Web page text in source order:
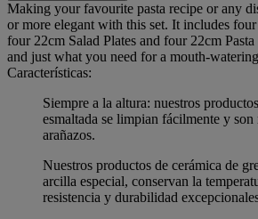
Making your favourite pasta recipe or any
or more elegant with this set. It includes
four 22cm Salad Plates and four 22cm
and just what you need for a mouth-
Características:
Siempre a la altura: nuestros
esmaltada se limpian fácilmente y son
arañazos.
Nuestros productos de cerámica de
arcilla especial, conservan la
resistencia y durabilidad